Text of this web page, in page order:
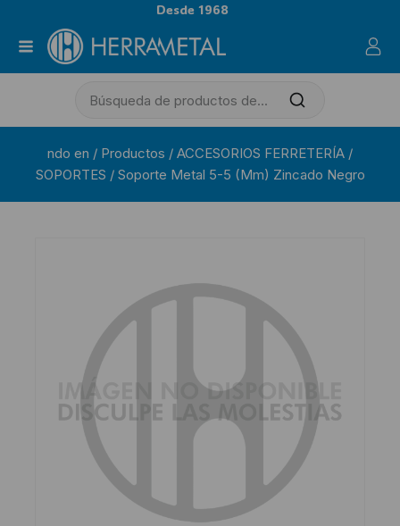
Desde 1968
ndo en / Productos / ACCESORIOS FERRETERÍA /
SOPORTES / Soporte Metal 5-5 (Mm) Zincado Negro